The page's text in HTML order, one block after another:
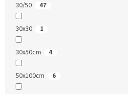
30/50 47
30x30 1
30x50cm 4
50x100cm 6